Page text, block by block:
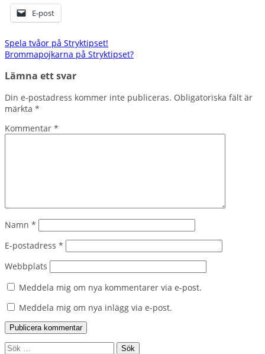
E-post
Inläggsnavigering
Spela tvåor på Stryktipset!
Brommapojkarna på Stryktipset?
Lämna ett svar
Din e-postadress kommer inte publiceras. Obligatoriska fält är
märkta *
Kommentar *
Namn *
E-postadress *
Webbplats
Meddela mig om nya kommentarer via e-post.
Meddela mig om nya inlägg via e-post.
Sök